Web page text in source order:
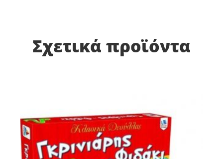
Σχετικά προϊόντα